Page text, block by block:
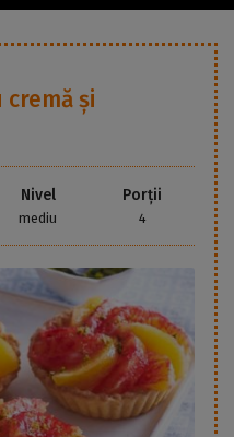
și
Nivel
mediu
Porții
4